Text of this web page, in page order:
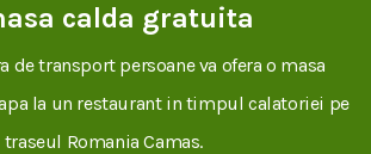
calda gratuita
de transport persoane va ofera o masa
la un restaurant in timpul calatoriei pe
traseul Romania Camas.